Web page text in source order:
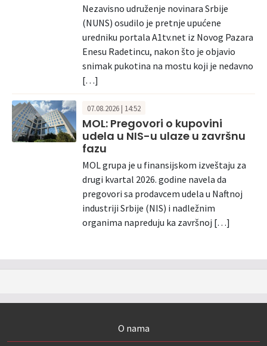
Nezavisno udruženje novinara Srbije
(NUNS) osudilo je pretnje upućene
uredniku portala A1tv.net iz Novog Pazara
Enesu Radetincu, nakon što je objavio
snimak pukotina na mostu koji je nedavno
[…]
07.08.2026 | 14:52
MOL: Pregovori o kupovini
udela u NIS-u ulaze u završnu
fazu
MOL grupa je u finansijskom izveštaju za
drugi kvartal 2026. godine navela da
pregovori sa prodavcem udela u Naftnoj
industriji Srbije (NIS) i nadležnim
organima napreduju ka završnoj […]
O nama